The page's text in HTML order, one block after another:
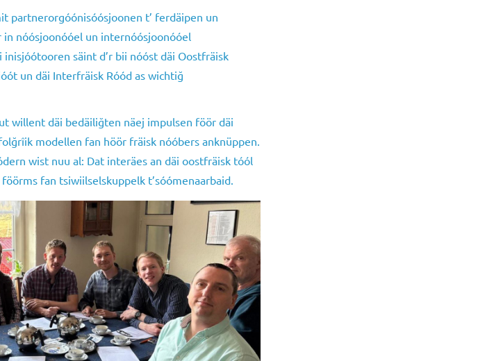
partnerorgóónisóósjoonen t’ ferdäipen un
nóósjoonóóel un internóósjoonóóel
säint d’r bii nóóst däi Oostfräisk
un däi Interfräisk Róód as wichtiğ
willent däi bedäiliğten näej impulsen föör däi
modellen fan höör fräisk nóóbers anknüppen.
wist nuu al: Dat interäes an däi oostfräisk tóól
fan tsiwiilselskuppelk t’sóómenaarbaid.